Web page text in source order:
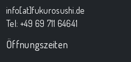
info[at]fukurosushi.de
Tel: +49 69 711 64641
Öffnungszeiten